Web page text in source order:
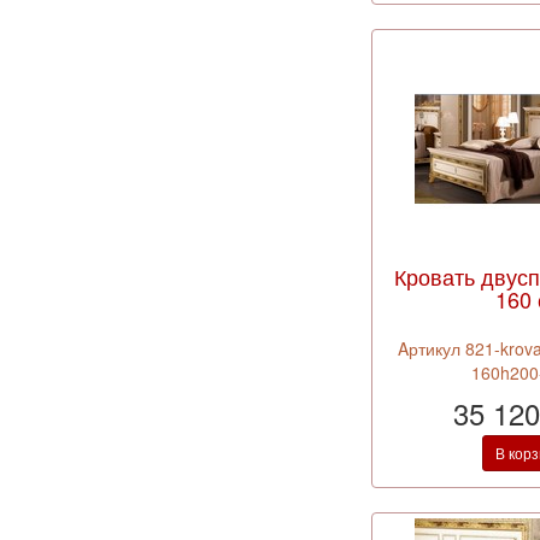
Кровать
160
Aртикул 821-
35
В